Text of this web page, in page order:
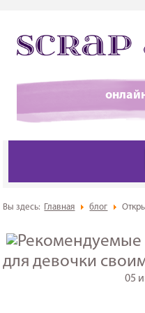
Вы здесь: Главная блог
для девочки
05